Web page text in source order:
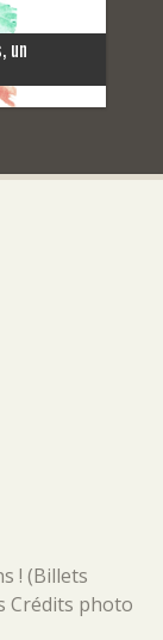
un
! (Billets
Crédits photo